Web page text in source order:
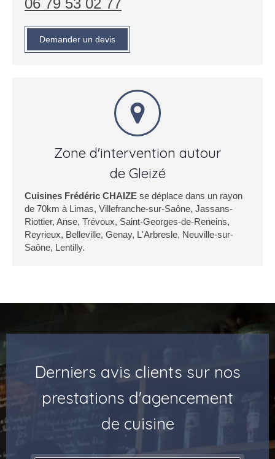
06 79 53 02 77
Demander un devis
Zone d'intervention autour
de Gleizé
Cuisines Frédéric CHAIZE se déplace dans un rayon
de 70km à Limas, Villefranche-sur-Saône, Jassans-
Riottier, Anse, Trévoux, Saint-Georges-de-Reneins,
Reyrieux, Belleville, Genay, L'Arbresle, Neuville-sur-
Saône, Lentilly.
Derniers avis clients sur nos
prestations d'agencement
de cuisine